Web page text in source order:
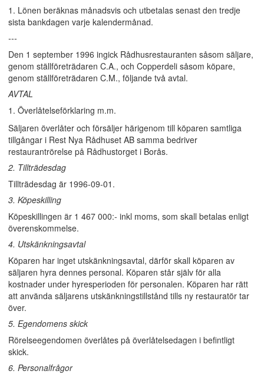
1. Lönen beräknas månadsvis och utbetalas senast den tredje
sista bankdagen varje kalendermånad.
---
Den 1 september 1996 ingick Rådhusrestauranten såsom säljare,
genom ställföreträdaren C.A., och Copperdeli såsom köpare,
genom ställföreträdaren C.M., följande två avtal.
AVTAL
1. Överlåtelseförklaring m.m.
Säljaren överlåter och försäljer härigenom till köparen samtliga
tillgångar i Rest Nya Rådhuset AB samma bedriver
restaurantrörelse på Rådhustorget i Borås.
2. Tillträdesdag
Tillträdesdag är 1996-09-01.
3. Köpeskilling
Köpeskillingen är 1 467 000:- inkl moms, som skall betalas enligt
överenskommelse.
4. Utskänkningsavtal
Köparen har inget utskänkningsavtal, därför skall köparen av
säljaren hyra dennes personal. Köparen står själv för alla
kostnader under hyresperioden för personalen. Köparen har rätt
att använda säljarens utskänkningstillstånd tills ny restauratör tar
över.
5. Egendomens skick
Rörelseegendomen överlåtes på överlåtelsedagen i befintligt
skick.
6. Personalfrågor